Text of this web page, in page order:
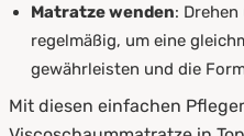
Matratze wenden:
regelmäßig, um eine
gewährleisten und die
Mit diesen einfachen